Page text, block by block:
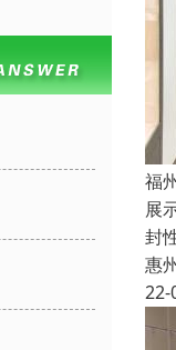
福
展
封
惠
22-